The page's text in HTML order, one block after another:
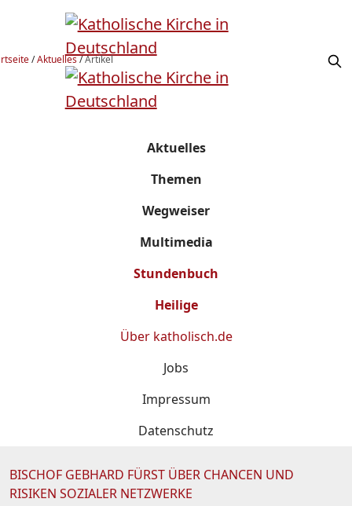
/Aktuelles/Artikel
Aktuelles
Themen
Wegweiser
Multimedia
Stundenbuch
Heilige
Über katholisch.de
Jobs
Impressum
Datenschutz
BISCHOF GEBHARD FÜRST ÜBER CHANCEN UND
RISIKEN SOZIALER NETZWERKE